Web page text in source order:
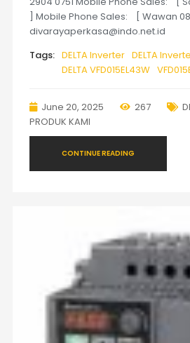
] Mobile Phone Sales: [ Wawan
divarayaperkasa@indo.net.id
Tags: DELTA Inverter DELTA
DELTA VFD015EL43W
June 20, 2025 267
PRODUK KAMI
CONTINUE READING